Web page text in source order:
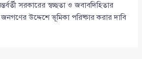
সরকারের স্বচ্ছতা ও জবাবদিহিতার
উদ্দেশে ভূমিকা পরিষ্কার করার দাবি